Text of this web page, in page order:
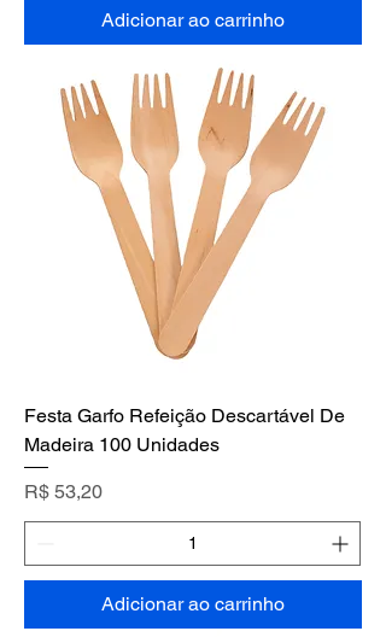
Adicionar ao carrinho
Festa Garfo Refeição Descartável De
Madeira 100 Unidades
Preço
R$ 53,20
Adicionar ao carrinho